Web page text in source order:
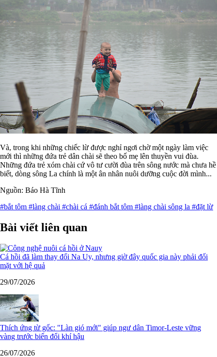
Và, trong khi những chiếc lừ được nghỉ ngơi chờ một ngày làm việc
mới thì những đứa trẻ dân chài sẽ theo bố mẹ lên thuyền vui đùa.
Những đứa trẻ xóm chài cứ vô tư cười đùa trên sông nước mà chưa hề
biết, dòng sông La chính là một ân nhân nuôi dưỡng cuộc đời mình...
Nguồn: Báo Hà Tĩnh
#bắt tôm #làng chài #chài cá #đánh bắt tôm #làng chài sông la #đặt lừ
Bài viết liên quan
Cá hồi đã làm thay đổi Na Uy, nhưng giờ đây quốc gia này phải đối
mặt với hệ quả
29/07/2026
Thích ứng từ gốc: "Làn gió mới" giúp ngư dân Timor-Leste vững
vàng trước biến đổi khí hậu
26/07/2026